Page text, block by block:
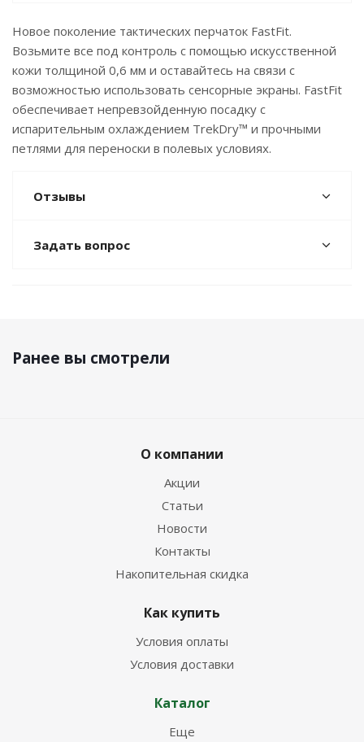
Новое поколение тактических перчаток FastFit.
Возьмите все под контроль с помощью искусственной
кожи толщиной 0,6 мм и оставайтесь на связи с
возможностью использовать сенсорные экраны. FastFit
обеспечивает непревзойденную посадку с
испарительным охлаждением TrekDry™ и прочными
петлями для переноски в полевых условиях.
Отзывы
Задать вопрос
Ранее вы смотрели
О компании
Акции
Статьи
Новости
Контакты
Накопительная скидка
Как купить
Условия оплаты
Условия доставки
Каталог
Еще